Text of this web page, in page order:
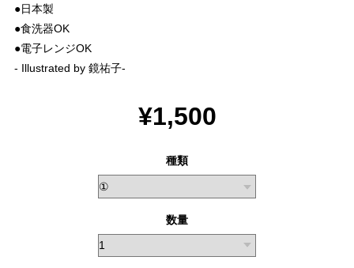
●日本製
●食洗器OK
●電子レンジOK
- Illustrated by 鏡祐子-
¥1,500
種類
数量